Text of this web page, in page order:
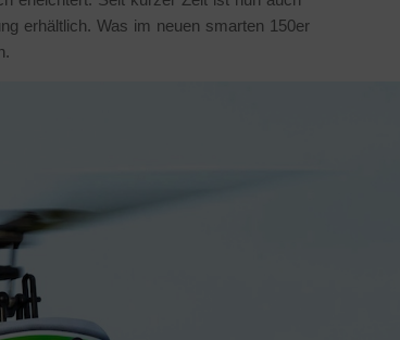
erhältlich. Was im neuen smarten 150er